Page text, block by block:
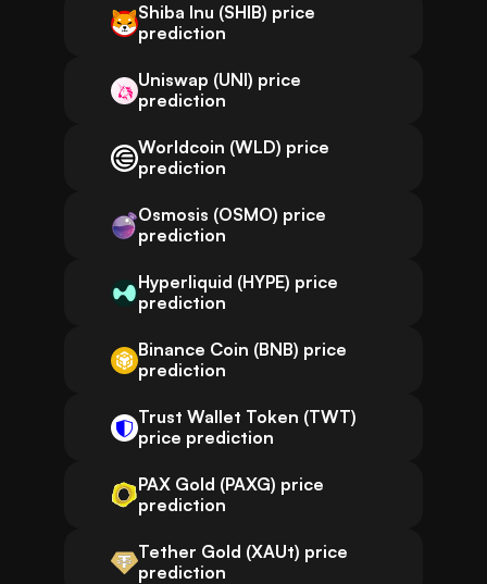
Shiba Inu (SHIB) price
prediction
Uniswap (UNI) price
prediction
Worldcoin (WLD) price
prediction
Osmosis (OSMO) price
prediction
Hyperliquid (HYPE) price
prediction
Binance Coin (BNB) price
prediction
Trust Wallet Token (TWT)
price prediction
PAX Gold (PAXG) price
prediction
Tether Gold (XAUt) price
prediction